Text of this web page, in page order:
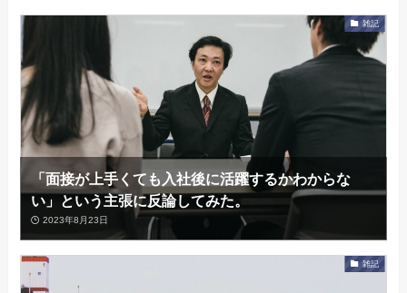
雑記
「面接が上手くても入社後に活躍するかわからな
い」という主張に反論してみた。
2023年8月23日
雑記